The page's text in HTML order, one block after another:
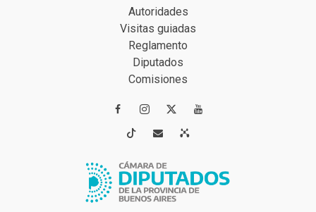
Autoridades
Visitas guiadas
Reglamento
Diputados
Comisiones
 
 